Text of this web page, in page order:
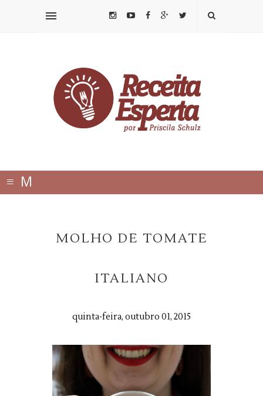
≡ M
MOLHO DE TOMATE
ITALIANO
quinta-feira, outubro 01, 2015